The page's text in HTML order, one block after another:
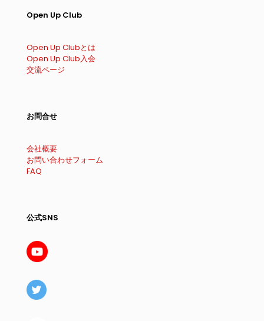
Open Up Club
Open Up Clubとは
Open Up Club入会
交流ページ
お問合せ
会社概要
お問い合わせフォーム
FAQ
公式SNS